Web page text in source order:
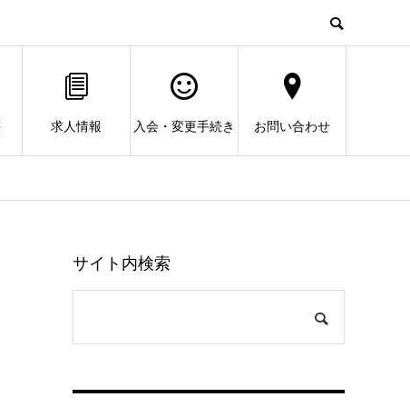
求人情報 入会・変更手続き お問い合わせ
サイト内検索